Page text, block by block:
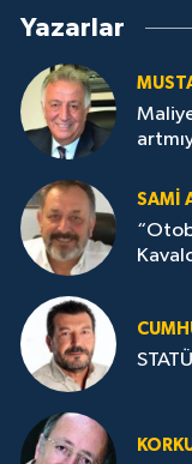
Yazarlar
SAMI
STATÜ